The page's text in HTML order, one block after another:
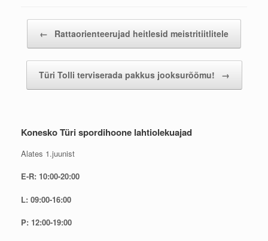
← Rattaorienteerujad heitlesid meistritiitlitele
Türi Tolli terviserada pakkus jooksurõõmu! →
Konesko Türi spordihoone lahtiolekuajad
Alates 1.juunist
E-R: 10:00-20:00
L: 09:00-16:00
P: 12:00-19:00